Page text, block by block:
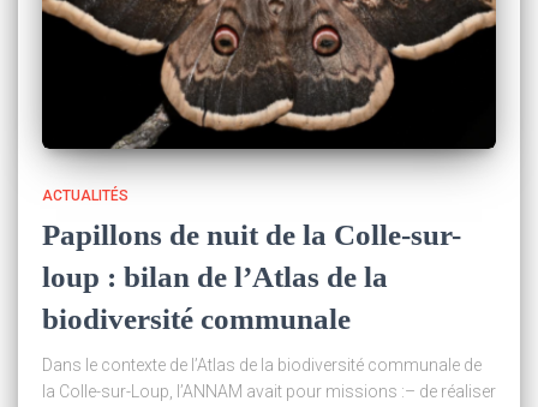
ACTUALITÉS
Papillons de nuit de la Colle-sur-
loup : bilan de l’Atlas de la
biodiversité communale
Dans le contexte de l’Atlas de la biodiversité communale de
la Colle-sur-Loup, l’ANNAM avait pour missions :– de réaliser